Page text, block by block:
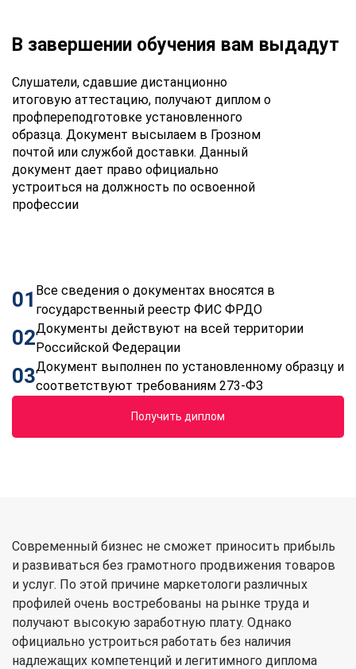
В завершении обучения вам выдадут
Слушатели, сдавшие дистанционно
итоговую аттестацию, получают диплом о
профпереподготовке установленного
образца. Документ высылаем в Грозном
почтой или службой доставки. Данный
документ дает право официально
устроиться на должность по освоенной
профессии
01 Все сведения о документах вносятся в
государственный реестр ФИС ФРДО
02Документы действуют на всей территории
Российской Федерации
03Документ выполнен по установленному образцу и
соответствуют требованиям 273-ФЗ
Получить диплом
Современный бизнес не сможет приносить прибыль
и развиваться без грамотного продвижения товаров
и услуг. По этой причине маркетологи различных
профилей очень востребованы на рынке труда и
получают высокую заработную плату. Однако
официально устроиться работать без наличия
надлежащих компетенций и легитимного диплома